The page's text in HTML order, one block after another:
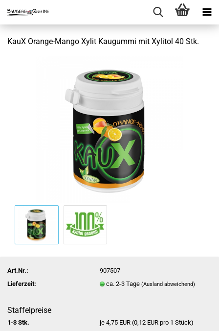
KauX Orange-Mango Xylit Kaugummi mit Xylitol 40 Stk.
Art.Nr.:
907507
Lieferzeit:
ca. 2-3 Tage(Ausland abweichend)
Staffelpreise
1-3 Stk.
je 4,75 EUR (0,12 EUR pro 1 Stück)